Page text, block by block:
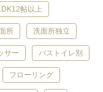
帖以上
所 洗面所独立
サー バストイレ別
フローリング